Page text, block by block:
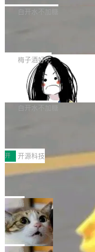
获配9...
题，该问题可能导致在旧版
P）！这一里程碑不仅标志着
长期停止内容更新，未能实
提交的编辑请求也长期处于
pedia 于去年底上线，定位
容的百科平台，被马斯克视
维基百科的替代方案。
热门页面还是低关注度页面
白开水不加糖
是这样的：配
声明 LocaleResolver、注册
erceptor…五六步之后才能
本。 Solon 换了个方式。整
梅子酒好吃
Apache Doris 4.1 全面增
支持 UPDATE、MERGE
erg V3
Apache Doris 4.1 要补齐的
半。在已有查询能力的基础
常维护操作，并完整支持
白开水不加糖
村国家自主创新示范区会议
由中关村智联软件服务业质
“智构可信·质创未来——AI原
式”为主题，直面AI从实验
的核心质量命题。会上，《
工具选型手册》发布，
nt智能测试系统入选AI测试
O而言，这提示了一个转变
工具升级为企业的质量基础
开 开源科技
让非法状态不可表示：一
有一种东西，一旦用过就回
eev 管它叫"软件设计的基
鲜——代数数据类型（ADT
（sum type）。但他说清楚
型系统的学术体操，是日常
章从一个简单的例子切入。
局
Cloudflare 开源内部企业
dflare OS
Cloudflare 发布了一个开源
S。如果你只看官方博客，